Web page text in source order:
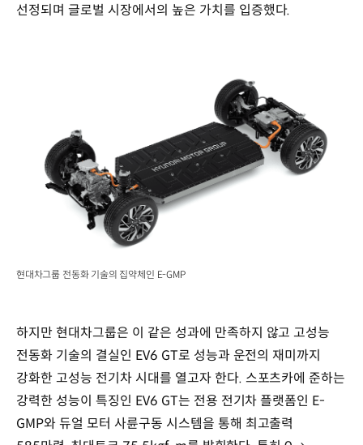
선정되며 글로벌 시장에서의 높은 가치를 입증했다.
현대차그룹 전동화 기술의 집약체인 E-GMP
하지만 현대차그룹은 이 같은 성과에 만족하지 않고 고성능
전동화 기술의 결실인 EV6 GT로 성능과 운전의 재미까지
강화한 고성능 전기차 시대를 열고자 한다. 스포츠카에 준하는
강력한 성능이 특징인 EV6 GT는 전용 전기차 플랫폼인 E-
GMP와 듀얼 모터 사륜구동 시스템을 통해 최고출력